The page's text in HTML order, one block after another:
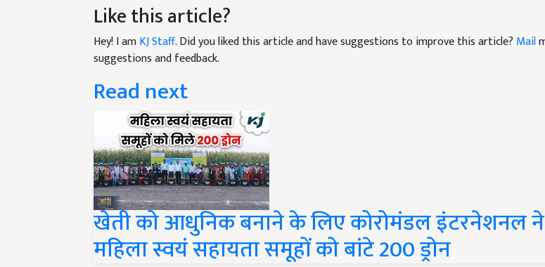
Hey! I amKJ Staff. Did you liked this article and have suggestions to improve this article?
suggestions and feedback.
Read next
खेती को आधुनिक बनाने के लिए कोरोमंडल इंटरनेशनल ने
महिला स्वयं सहायता समूहों को बांटे 200 ड्रोन